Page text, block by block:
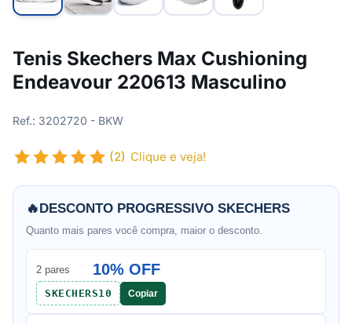
Tenis Skechers Max Cushioning
Endeavour 220613 Masculino
Ref.: 3202720 - BKW
(2) Clique e veja!
🔥DESCONTO PROGRESSIVO SKECHERS
Quanto mais pares você compra, maior o desconto.
2 pares 10% OFF
SKECHERS10 Copiar